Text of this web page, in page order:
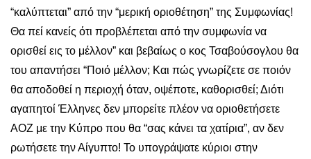
“καλύπτεται” από την “μερική οριοθέτηση” της Συμφωνίας!
Θα πεί κανείς ότι προβλέπεται από την συμφωνία να
ορισθεί εις το μέλλον” και βεβαίως ο κος Τσαβούσογλου θα
του απαντήσει “Ποιό μέλλον; Και πώς γνωρίζετε σε ποιόν
θα αποδοθεί η περιοχή όταν, οψέποτε, καθορισθεί; Διότι
αγαπητοί Έλληνες δεν μπορείτε πλέον να οριοθετήσετε
ΑΟΖ με την Κύπρο που θα “σας κάνει τα χατίρια”, αν δεν
ρωτήσετε την Αίγυπτο! Το υπογράψατε κύριοι στην